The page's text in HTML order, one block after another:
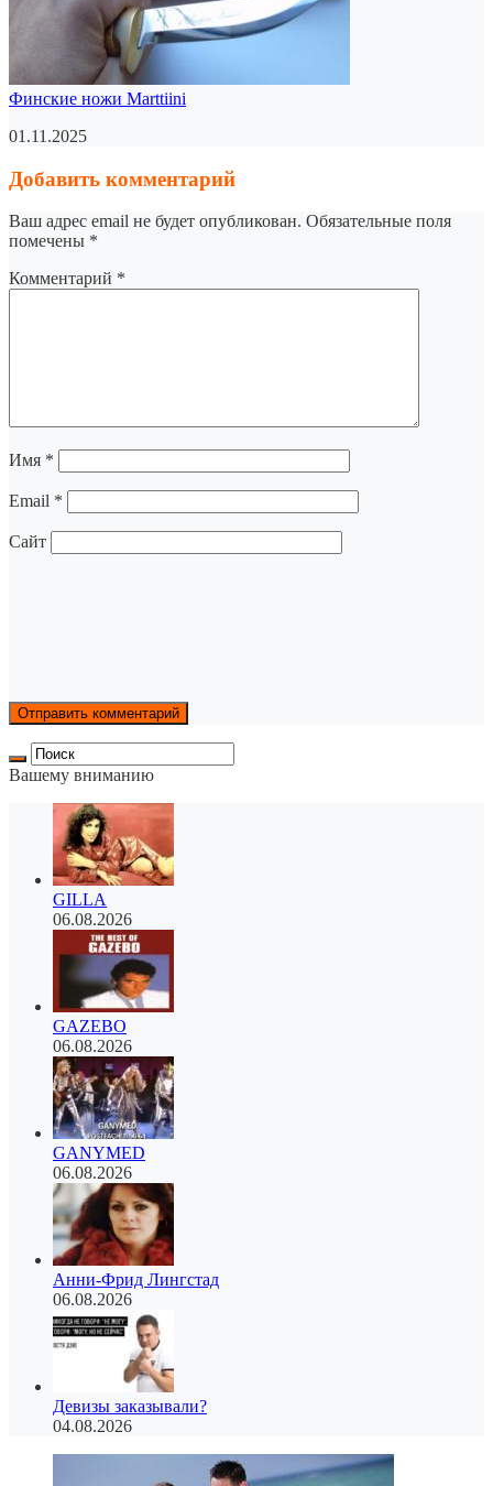
Финские ножи Marttiini
01.11.2025
Добавить комментарий
Ваш адрес email не будет опубликован. Обязательные поля
помечены *
Комментарий *
Имя *
Email *
Сайт
Вашему вниманию
GILLA
06.08.2026
GAZEBO
06.08.2026
GANYMED
06.08.2026
Анни-Фрид Лингстад
06.08.2026
Девизы заказывали?
04.08.2026